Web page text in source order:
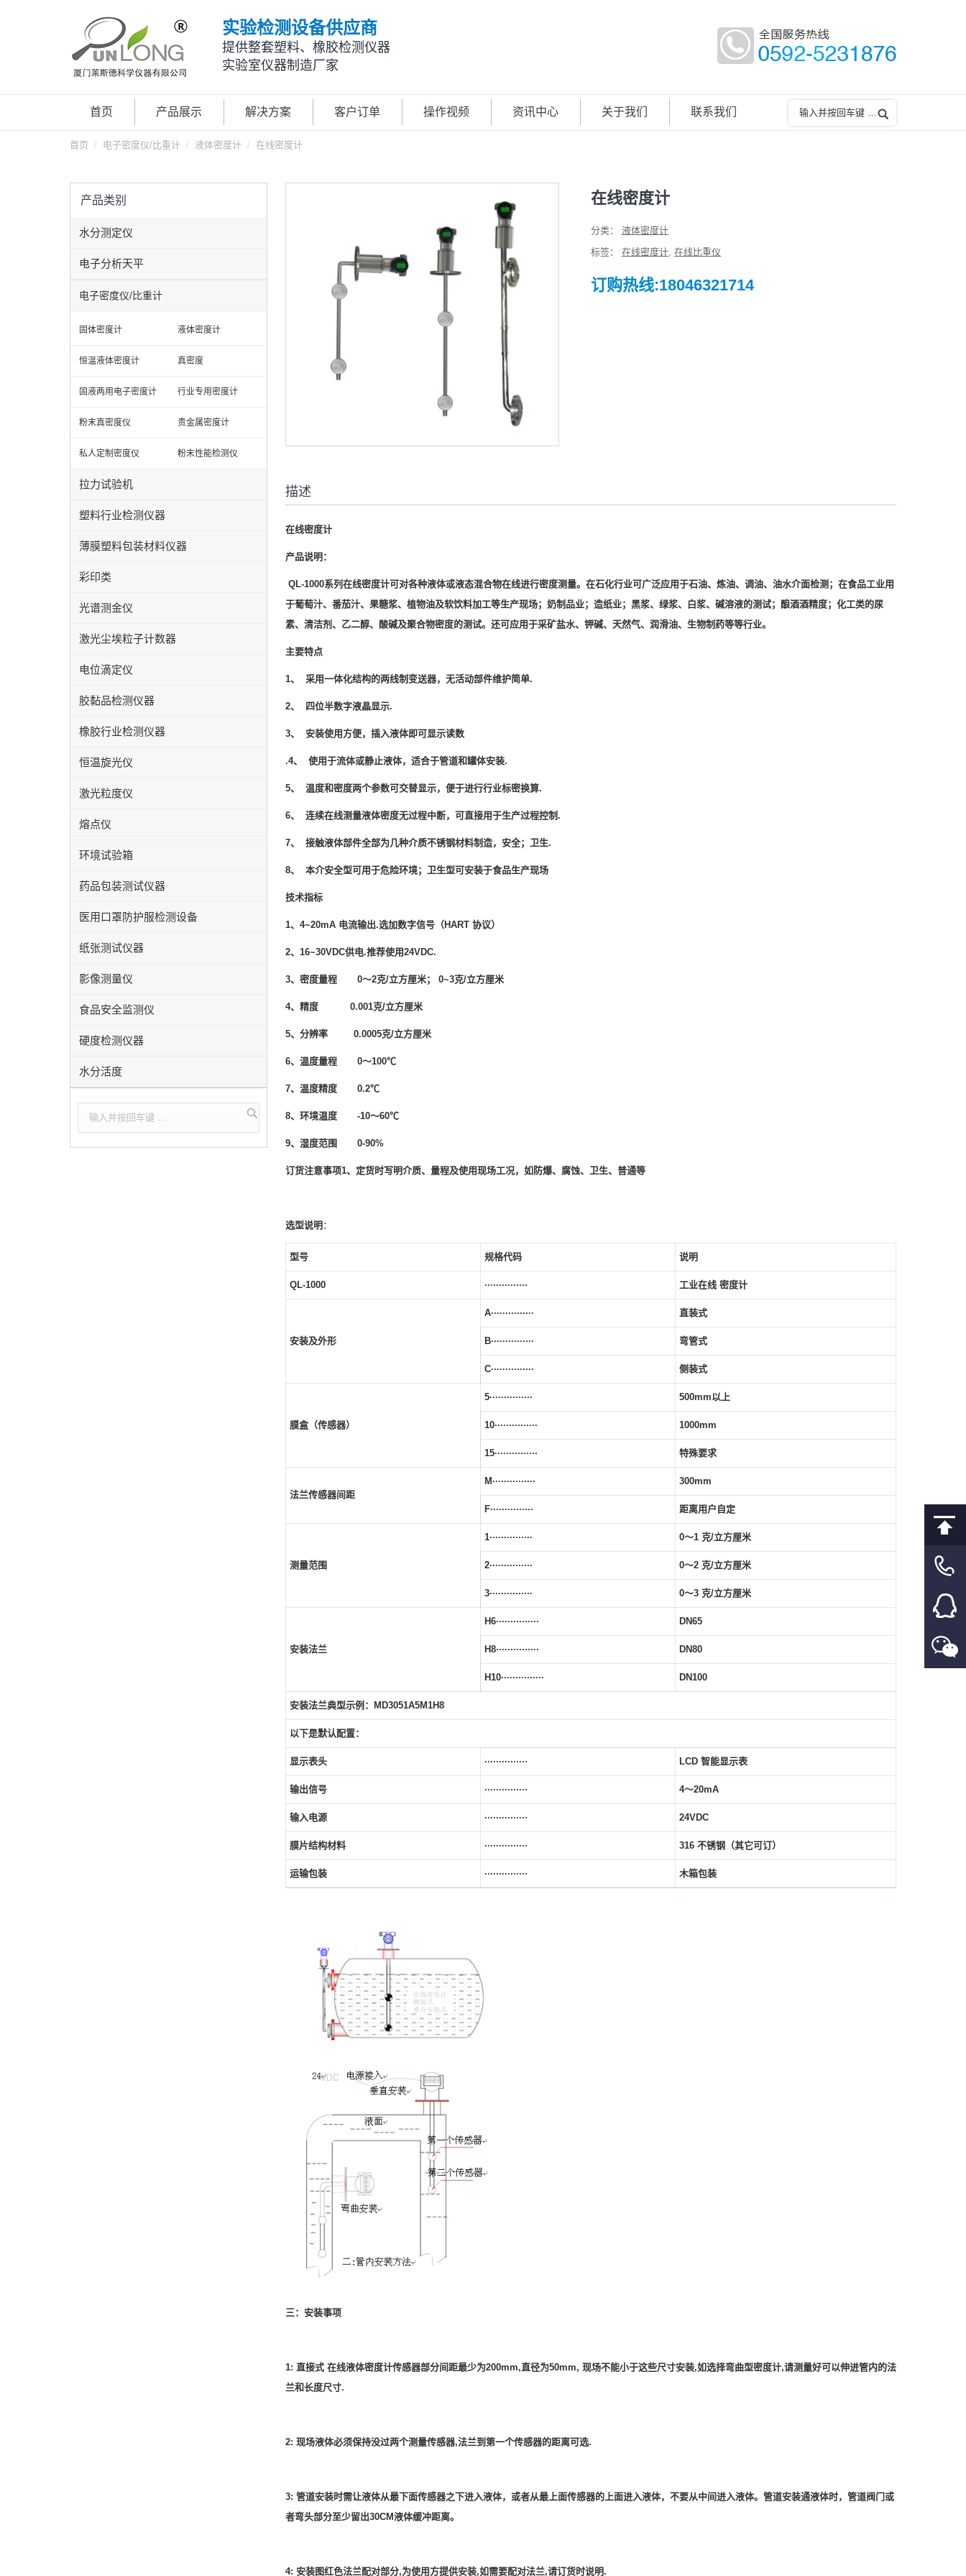
实验检测设备供应商
提供整套塑料、橡胶检测仪器
实验室仪器制造厂家
首页 产品展示 解决方案 客户订单 操作视频 资讯中心 关于我们 联系我们
首页 电子密度仪/比重计 液体密度计 在线密度计
在线密度计
分类： 液体密度计
标签： 在线密度计, 在线比重仪
订购热线:18046321714
描述
在线密度计
产品说明：
QL-1000系列在线密度计可对各种液体或液态混合物在线进行密度测量。 在石化行业可广泛应用于石油、炼油、调油、油水介面检测；在食品工业用
于葡萄汁、番茄汁、果糖浆、植物油及软饮料加工等生产现场；奶制品业；造纸业；黑浆、绿浆、白浆、碱溶液的测试；酿酒酒精度；化工类的尿
素、清洁剂、乙二醇、酸碱及聚合物密度的测试。还可应用于采矿盐水、钾碱、天然气、润滑油、生物制药等等行业。
主要特点
1、 采用一体化结构的两线制变送器，无活动部件维护简单.
2、 四位半数字液晶显示.
3、 安装使用方便，插入液体即可显示读数
.4、 使用于流体或静止液体，适合于管道和罐体安装.
5、 温度和密度两个参数可交替显示，便于进行行业标密换算.
6、 连续在线测量液体密度无过程中断，可直接用于生产过程控制.
7、 接触液体部件全部为几种介质不锈钢材料制造，安全；卫生.
8、 本介安全型可用于危险环境；卫生型可安装于食品生产现场
技术指标
1、4~20mA 电流输出.选加数字信号（HART 协议）
2、16~30VDC供电.推荐使用24VDC.
3、密度量程 0～2克/立方厘米； 0~3克/立方厘米
4、精度 0.001克/立方厘米
5、分辨率 0.0005克/立方厘米
6、温度量程 0～100℃
7、温度精度 0.2℃
8、环境温度 -10～60℃
9、湿度范围 0-90%
订货注意事项1、定货时写明介质、量程及使用现场工况，如防爆、腐蚀、卫生、普通等
选型说明 ：
型号 规格代码 说明
QL-1000 ··············· 工业在线 密度计
安装及外形
A··············· 直装式
B··············· 弯管式
C··············· 侧装式
膜盒（传感器）
5··············· 500mm以上
10··············· 1000mm
15··············· 特殊要求
法兰传感器间距
M··············· 300mm
F··············· 距离用户自定
测量范围
1··············· 0～1 克/立方厘米
2··············· 0～2 克/立方厘米
3··············· 0～3 克/立方厘米
安装法兰
H6··············· DN65
H8··············· DN80
H10··············· DN100
安装法兰典型示例：MD3051A5M1H8
以下是默认配置：
显示表头 ··············· LCD 智能显示表
输出信号 ··············· 4～20mA
输入电源 ··············· 24VDC
膜片结构材料 ··············· 316 不锈钢（其它可订）
运输包装 ··············· 木箱包装
三： 安装事项
1: 直接式 在线液体密度计传感器部分间距最少为200mm,直径为50mm, 现场不能小于这些尺寸安装,如选择弯曲型密度计,请测量好可以伸进管内的法
兰和长度尺寸.
2: 现场液体必须保持没过两个测量传感器,法兰到第一个传感器的距离可选.
3: 管道安装时需让液体从最下面传感器之下进入液体，或者从最上面传感器的上面进入液体，不要从中间进入液体。管道安装通液体时，管道阀门或
者弯头部分至少留出30CM液体缓冲距离。
4: 安装图红色法兰配对部分,为使用方提供安装,如需要配对法兰,请订货时说明.
产品类别
水分测定仪
电子分析天平
电子密度仪/比重计
固体密度计 液体密度计
恒温液体密度计 真密度
固液两用电子密度计 行业专用密度计
粉末真密度仪 贵金属密度计
私人定制密度仪 粉末性能检测仪
拉力试验机
塑料行业检测仪器
薄膜塑料包装材料仪器
彩印类
光谱测金仪
激光尘埃粒子计数器
电位滴定仪
胶黏品检测仪器
橡胶行业检测仪器
恒温旋光仪
激光粒度仪
熔点仪
环境试验箱
药品包装测试仪器
医用口罩防护服检测设备
纸张测试仪器
影像测量仪
食品安全监测仪
硬度检测仪器
水分活度